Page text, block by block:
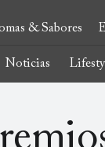
& Sabores
Noticias